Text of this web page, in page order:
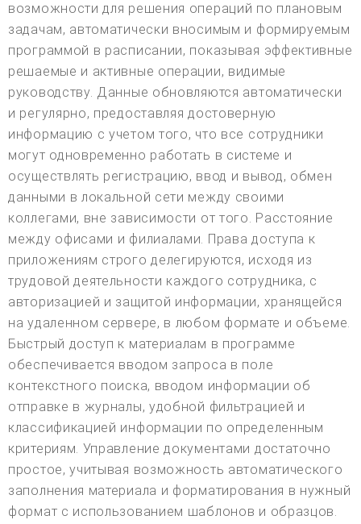
возможности для решения операций по плановым
задачам, автоматически вносимым и формируемым
программой в расписании, показывая эффективные
решаемые и активные операции, видимые
руководству. Данные обновляются автоматически
и регулярно, предоставляя достоверную
информацию с учетом того, что все сотрудники
могут одновременно работать в системе и
осуществлять регистрацию, ввод и вывод, обмен
данными в локальной сети между своими
коллегами, вне зависимости от того. Расстояние
между офисами и филиалами. Права доступа к
приложениям строго делегируются, исходя из
трудовой деятельности каждого сотрудника, с
авторизацией и защитой информации, хранящейся
на удаленном сервере, в любом формате и объеме.
Быстрый доступ к материалам в программе
обеспечивается вводом запроса в поле
контекстного поиска, вводом информации об
отправке в журналы, удобной фильтрацией и
классификацией информации по определенным
критериям. Управление документами достаточно
простое, учитывая возможность автоматического
заполнения материала и форматирования в нужный
формат с использованием шаблонов и образцов.